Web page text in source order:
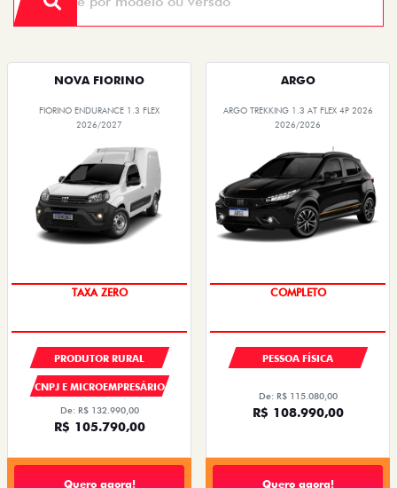
NOVA FIORINO
FIORINO ENDURANCE 1.3 FLEX
2026/2027
TAXA ZERO
PRODUTOR RURAL
CNPJ E MICROEMPRESÁRIO
De: R$ 132.990,00
R$ 105.790,00
Quero agora!
ARGO
ARGO TREKKING 1.3 AT FLEX 4P 2026
2026/2026
COMPLETO
PESSOA FÍSICA
De: R$ 115.080,00
R$ 108.990,00
Quero agora!